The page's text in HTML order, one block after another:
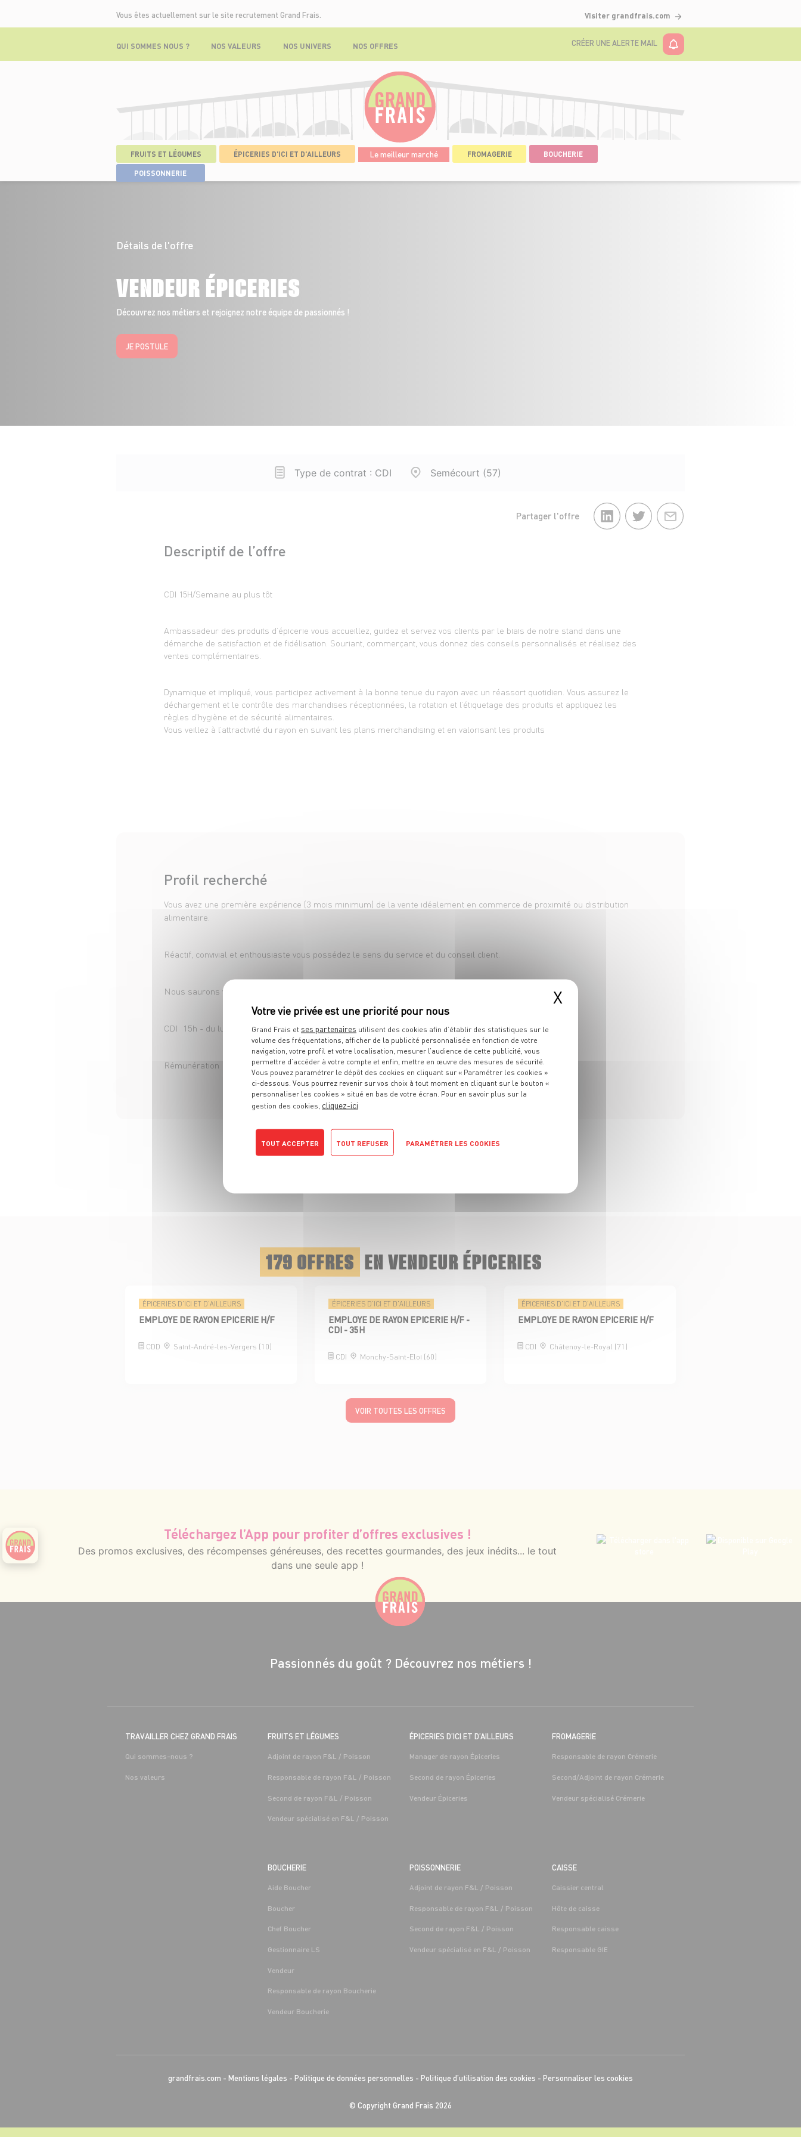
Vous êtes actuellement sur le site recrutement Grand Frais. Visiter grandfrais.com
QUI SOMMES NOUS ? NOS VALEURS NOS UNIVERS NOS OFFRES CRÉER UNE ALERTE MAIL
FRUITS ET LÉGUMES ÉPICERIES D'ICI ET D'AILLEURS Le meilleur marché FROMAGERIE
BOUCHERIE
POISSONNERIE
ACCUEIL > NOS OFFRES
Détails de l'offre
VENDEUR ÉPICERIES
Découvrez nos métiers et rejoignez notre équipe de passionnés !
JE POSTULE
Type de contrat : CDI Semécourt (57)
Partager l'offre
Descriptif de l’offre
CDI 15H/Semaine au plus tôt
Ambassadeur des produits d’épicerie vous accueillez, guidez et servez vos clients par le biais de notre stand dans une
démarche de satisfaction et de fidélisation. Souriant, commerçant, vous donnez des conseils personnalisés et réalisez des
ventes complémentaires.
Dynamique et impliqué, vous participez activement à la bonne tenue du rayon avec un réassort quotidien. Vous assurez le
déchargement et le contrôle des marchandises réceptionnées, la rotation et l’étiquetage des produits et appliquez les
règles d’hygiène et de sécurité alimentaires.
Vous veillez à l’attractivité du rayon en suivant les plans merchandising et en valorisant les produits
Profil recherché
Vous avez une première expérience (3 mois minimum) de la vente idéalement en commerce de proximité ou distribution
alimentaire.
Réactif, convivial et enthousiaste vous possédez le sens du service et du conseil client.
Nous saurons vous accompagner et vous donner les moyens de votre réussite.
CDI 15h - du lundi au dimanche matin (repos en semaine).
Rémunération : 12.39€/heure + primes sur objectifs.
JE POSTULE
179 OFFRES EN VENDEUR ÉPICERIES
ÉPICERIES D'ICI ET D'AILLEURS
EMPLOYE DE RAYON EPICERIE H/F
CDD Saint-André-les-Vergers (10)
ÉPICERIES D'ICI ET D'AILLEURS
EMPLOYE DE RAYON EPICERIE H/F -
CDI - 35H
CDI Monchy-Saint-Eloi (60)
ÉPICERIES D'ICI ET D'AILLEURS
EMPLOYE DE RAYON EPICERIE H/F
CDI Châtenoy-le-Royal (71)
VOIR TOUTES LES OFFRES
Téléchargez l’App pour profiter d’offres exclusives !
Des promos exclusives, des récompenses généreuses, des recettes gourmandes, des jeux inédits... le tout
dans une seule app !
Passionnés du goût ? Découvrez nos métiers !
TRAVAILLER CHEZ GRAND FRAIS
Qui sommes-nous ?
Nos valeurs
FRUITS ET LÉGUMES
Adjoint de rayon F&L / Poisson
Responsable de rayon F&L / Poisson
Second de rayon F&L / Poisson
Vendeur spécialisé en F&L / Poisson
ÉPICERIES D’ICI ET D’AILLEURS
Manager de rayon Épiceries
Second de rayon Épiceries
Vendeur Épiceries
FROMAGERIE
Responsable de rayon Crémerie
Second/Adjoint de rayon Crémerie
Vendeur spécialisé Crémerie
BOUCHERIE
Aide Boucher
Boucher
Chef Boucher
Gestionnaire LS
Vendeur
Responsable de rayon Boucherie
Vendeur Boucherie
POISSONNERIE
Adjoint de rayon F&L / Poisson
Responsable de rayon F&L / Poisson
Second de rayon F&L / Poisson
Vendeur spécialisé en F&L / Poisson
CAISSE
Caissier central
Hôte de caisse
Responsable caisse
Responsable GIE
grandfrais.com - Mentions légales - Politique de données personnelles - Politique d’utilisation des cookies - Personnaliser les cookies
© Copyright Grand Frais 2026
X
Grand Frais et ses partenaires utilisent des cookies afin d’établir des statistiques sur le
volume des fréquentations, afficher de la publicité personnalisée en fonction de votre
navigation, votre profil et votre localisation, mesurer l’audience de cette publicité, vous
permettre d’accéder à votre compte et enfin, mettre en œuvre des mesures de sécurité.
Vous pouvez paramétrer le dépôt des cookies en cliquant sur « Paramétrer les cookies »
ci-dessous. Vous pourrez revenir sur vos choix à tout moment en cliquant sur le bouton «
personnaliser les cookies » situé en bas de votre écran. Pour en savoir plus sur la
gestion des cookies, cliquez-ici
TOUT ACCEPTER TOUT REFUSER PARAMÉTRER LES COOKIES